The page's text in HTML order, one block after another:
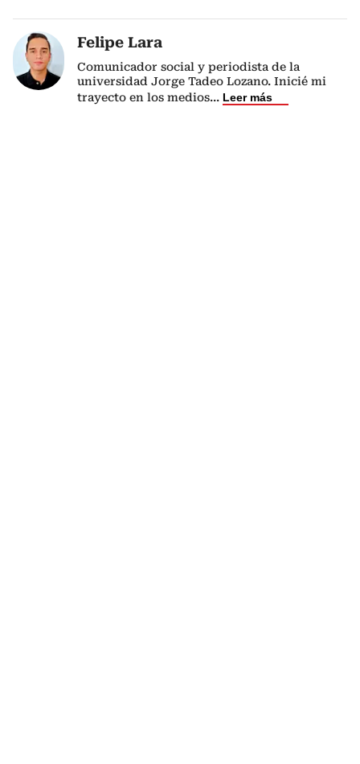
Felipe Lara
Comunicador social y periodista de la
universidad Jorge Tadeo Lozano. Inicié mi
trayecto en los medios... Leer más